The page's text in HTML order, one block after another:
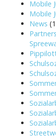
Mobile
Mobile
News